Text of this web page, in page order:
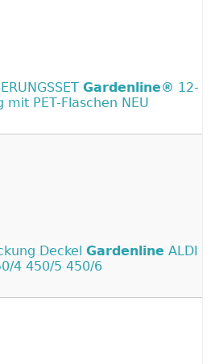
Gardenline® 12-
PET-Flaschen NEU
Deckel Gardenline ALDI
4 450/5 450/6